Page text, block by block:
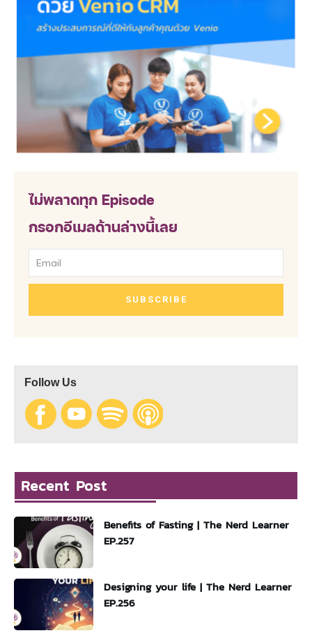
ไม่พลาดทุก Episode
กรอกอีเมลด้านล่างนี้เลย
SUBSCRIBE
Follow Us
Recent Post
Benefits of Fasting | The Nerd Learner
EP.257
Designing your life | The Nerd Learner
EP.256